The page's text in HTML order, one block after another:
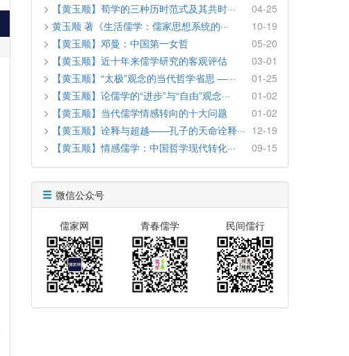
【黄玉顺】荀学的三种历时范式及其共时···
04-25
黄玉顺 著《生活儒学：儒家思想系统的···
10-19
【黄玉顺】邓曼：中国第一女哲
05-20
【黄玉顺】近十年来儒学研究的客观评估
03-01
【黄玉顺】“太极”观念的当代哲学省思 —···
01-25
【黄玉顺】论儒学的“进步”与“自由”观念···
01-02
【黄玉顺】当代儒学情感转向的十大问题
01-02
【黄玉顺】诠释与超越——孔子的天命诠释··· 12-19
【黄玉顺】情感儒学：中国哲学现代转化···
09-15
微信公众号
儒家网 青春儒学 民间儒行